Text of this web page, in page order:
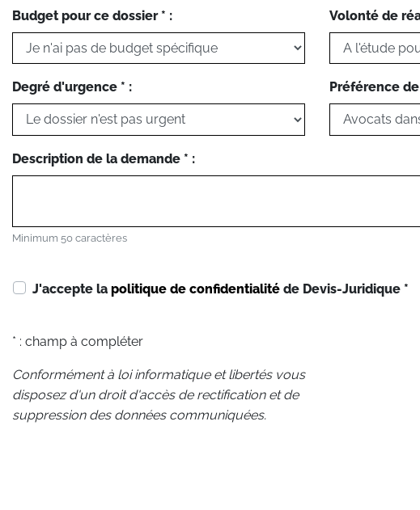
Budget pour ce dossier * : Volonté de
Degré d'urgence * : Préférence
Description de la demande * :
Minimum 50 caractères
J'accepte la politique de confidentialité de Devis-Juridique *
* : champ à compléter
Conformément à loi informatique et libertés vous
disposez d'un droit d'accès de rectification et de
suppression des données communiquées.